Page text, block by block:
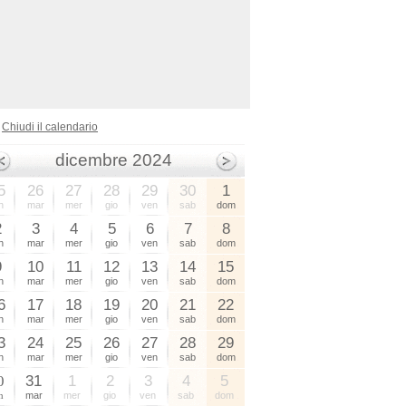
Chiudi il calendario
dicembre 2024
26
mar
27
mer
28
gio
29
ven
30
sab
1
dom
3
mar
4
mer
5
gio
6
ven
7
sab
8
dom
10
mar
11
mer
12
gio
13
ven
14
sab
15
dom
17
mar
18
mer
19
gio
20
ven
21
sab
22
dom
24
mar
25
mer
26
gio
27
ven
28
sab
29
dom
31
mar
1
mer
2
gio
3
ven
4
sab
5
dom